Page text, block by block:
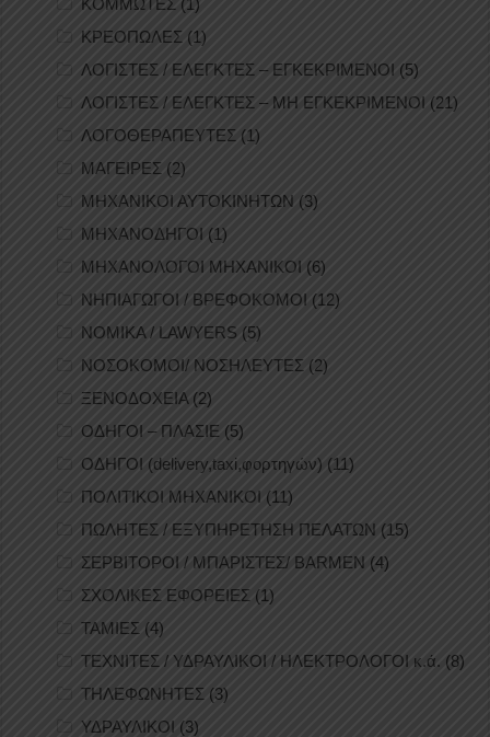
ΚΡΕΟΠΩΛΕΣ (1)
ΛΟΓΙΣΤΕΣ / ΕΛΕΓΚΤΕΣ – ΕΓΚΕΚΡΙΜΕΝΟΙ (5)
ΛΟΓΙΣΤΕΣ / ΕΛΕΓΚΤΕΣ – ΜΗ ΕΓΚΕΚΡΙΜΕΝΟΙ (21)
ΛΟΓΟΘΕΡΑΠΕΥΤΕΣ (1)
ΜΑΓΕΙΡΕΣ (2)
ΜΗΧΑΝΙΚΟΙ ΑΥΤΟΚΙΝΗΤΩΝ (3)
ΜΗΧΑΝΟΔΗΓΟΙ (1)
ΜΗΧΑΝΟΛΟΓΟΙ ΜΗΧΑΝΙΚΟΙ (6)
ΝΗΠΙΑΓΩΓΟΙ / ΒΡΕΦΟΚΟΜΟΙ (12)
ΝΟΜΙΚΑ / LAWYERS (5)
ΝΟΣΟΚΟΜΟΙ/ ΝΟΣΗΛΕΥΤΕΣ (2)
ΞΕΝΟΔΟΧΕΙΑ(2)
ΟΔΗΓΟΙ – ΠΛΑΣΙΕ (5)
ΟΔΗΓΟΙ (delivery,taxi,φορτηγών) (11)
ΠΟΛΙΤΙΚΟΙ ΜΗΧΑΝΙΚΟΙ (11)
ΠΩΛΗΤΕΣ / ΕΞΥΠΗΡΕΤΗΣΗ ΠΕΛΑΤΩΝ (15)
ΣΕΡΒΙΤΟΡΟΙ / ΜΠΑΡΙΣΤΕΣ/ BARMEN (4)
ΣΧΟΛΙΚΕΣ ΕΦΟΡΕΙΕΣ (1)
ΤΑΜΙΕΣ (4)
ΤΕΧΝΙΤΕΣ / ΥΔΡΑΥΛΙΚΟΙ / ΗΛΕΚΤΡΟΛΟΓΟΙ κ.ά. (8)
ΤΗΛΕΦΩΝΗΤΕΣ (3)
ΥΔΡΑΥΛΙΚΟΙ (3)